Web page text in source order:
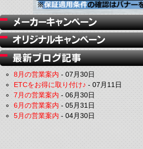
8月の営業案内-07月30日
ETCをお得に取り付け♪-07月11日
7月の営業案内-06月30日
6月の営業案内-05月31日
5月の営業案内-04月30日